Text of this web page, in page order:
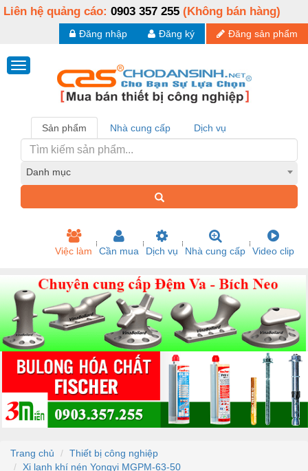
Liên hệ quảng cáo: 0903 357 255 (Không bán hàng)
Đăng sản phẩm
Đăng ký
Đăng nhập
Sản phẩm Nhà cung cấp Dịch vụ
Danh mục
Việc làm Cần mua Dịch vụ Nhà cung cấp Video clip
Trang chủ
Thiết bị công nghiệp
Xi lanh khí nén Yongyi MGPM-63-50